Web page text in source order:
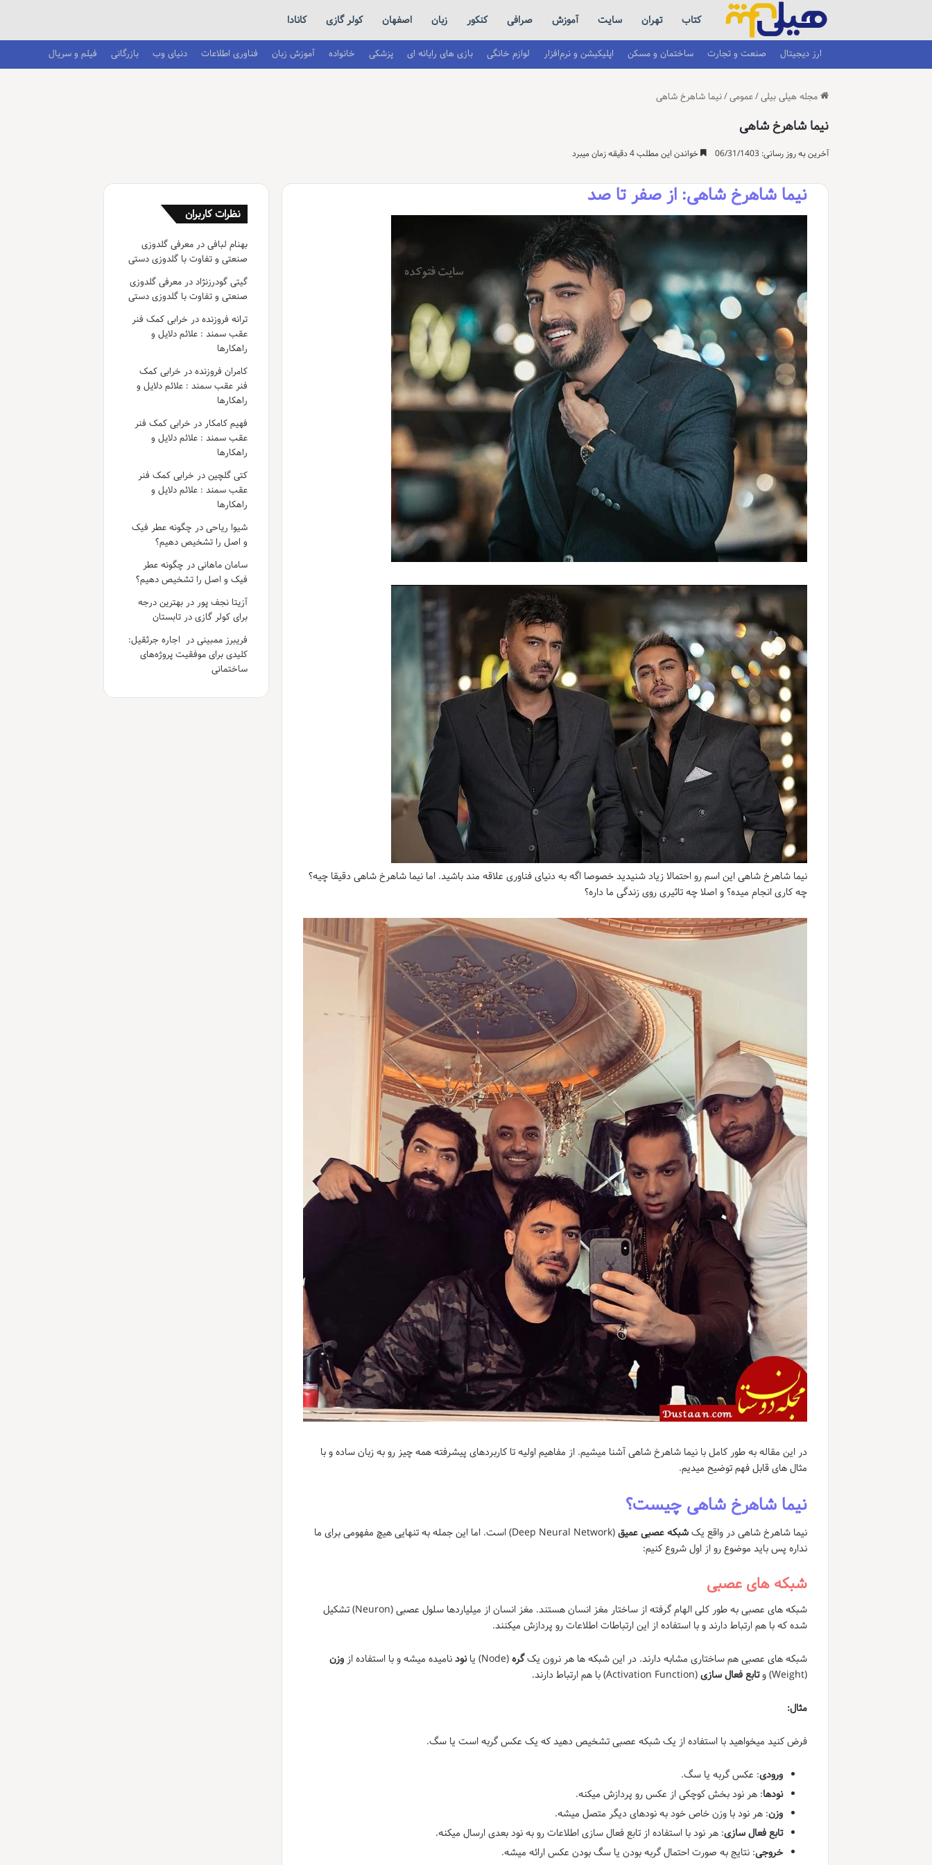
کتاب تهران سایت آموزش صرافی کنکور زبان اصفهان کولر گازی کانادا
ارز دیجیتال صنعت و تجارت ساختمان و مسکن اپلیکیشن و نرم‌افزار لوازم خانگی بازی های رایانه ای پزشکی خانواده آموزش زبان فناوری اطلاعات دنیای وب بازرگانی فیلم و سریال
مجله هیلی بیلی/عمومی/نیما شاهرخ شاهی
نیما شاهرخ شاهی
آخرین به روز رسانی: 06/31/1403 خواندن این مطلب 4 دقیقه زمان میبرد
نیما شاهرخ شاهی: از صفر تا صد
نیما شاهرخ شاهی این اسم رو احتمالا زیاد شنیدید خصوصا اگه به دنیای فناوری علاقه مند باشید. اما نیما شاهرخ شاهی دقیقا چیه؟
چه کاری انجام میده؟ و اصلا چه تاثیری روی زندگی ما داره؟
در این مقاله به طور کامل با نیما شاهرخ شاهی آشنا میشیم. از مفاهیم اولیه تا کاربردهای پیشرفته همه چیز رو به زبان ساده و با
مثال های قابل فهم توضیح میدیم.
نیما شاهرخ شاهی چیست؟
نیما شاهرخ شاهی در واقع یکشبکه عصبی عمیق
(Deep Neural Network) است. اما این جمله به تنهایی هیچ مفهومی برای ما
نداره پس باید موضوع رو از اول شروع کنیم:
شبکه های عصبی
شبکه های عصبی به طور کلی الهام گرفته از ساختار مغز انسان هستند. مغز انسان از میلیاردها سلول عصبی (Neuron) تشکیل
شده که با هم ارتباط دارند و با استفاده از این ارتباطات اطلاعات رو پردازش میکنند.
شبکه های عصبی هم ساختاری مشابه دارند. در این شبکه ها هر نرون یکگره(Node) یا نودنامیده میشه و با استفاده ازوزن
(Weight) و
تابع فعال سازی(Activation Function) با هم ارتباط دارند.
مثال:
فرض کنید میخواهید با استفاده از یک شبکه عصبی تشخیص دهید که یک عکس گربه است یا سگ.
ورودی: عکس گربه یا سگ.
نودها: هر نود بخش کوچکی از عکس رو پردازش میکنه.
وزن: هر نود با وزن خاص خود به نودهای دیگر متصل میشه.
تابع فعال سازی: هر نود با استفاده از تابع فعال سازی اطلاعات رو به نود بعدی ارسال میکنه.
خروجی: نتایج به صورت احتمال گربه بودن یا سگ بودن عکس ارائه میشه.
نظرات کاربران
بهنام لبافیدر معرفی گلدوزی
صنعتی و تفاوت با گلدوزی دستی
گیتی گودرزنژاددر معرفی گلدوزی
صنعتی و تفاوت با گلدوزی دستی
ترانه فروزندهدر خرابی کمک فنر
عقب سمند : علائم دلایل و
راهکارها
کامران فروزندهدر خرابی کمک
فنر عقب سمند : علائم دلایل و
راهکارها
فهیم کامکار در خرابی کمک فنر
عقب سمند : علائم دلایل و
راهکارها
کتی گلچیندر خرابی کمک فنر
عقب سمند : علائم دلایل و
راهکارها
شیوا ریاحیدر چگونه عطر فیک
و اصل را تشخیص دهیم؟
سامان ماهانیدر چگونه عطر
فیک و اصل را تشخیص دهیم؟
آزیتا نجف پور در بهترین درجه
برای کولر گازی در تابستان
فریبرز ممبینیدر اجاره جرثقیل:
کلیدی برای موفقیت پروژه‌های
ساختمانی